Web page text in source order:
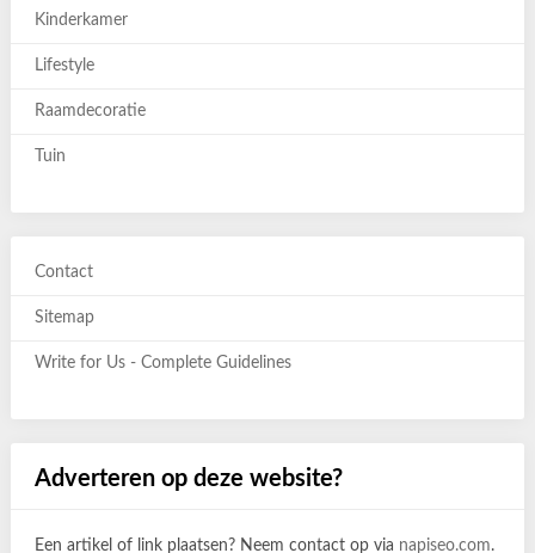
Kinderkamer
Lifestyle
Raamdecoratie
Tuin
Contact
Sitemap
Write for Us - Complete Guidelines
Adverteren op deze website?
Een artikel of link plaatsen? Neem contact op via napiseo.com.